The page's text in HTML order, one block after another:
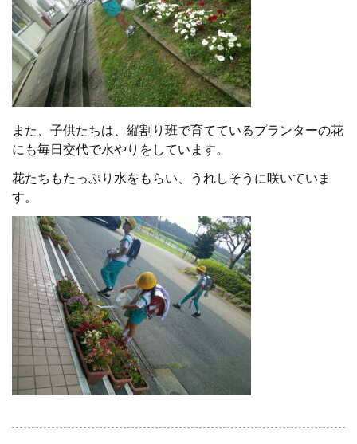
また、子供たちは、縦割り班で育てているプランターの花
にも毎日交代で水やりをしています。
花たちもたっぷり水をもらい、うれしそうに咲いていま
す。